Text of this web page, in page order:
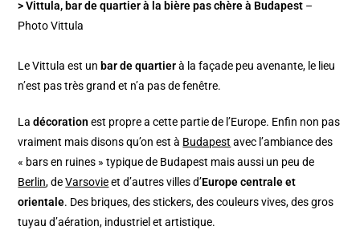
> Vittula, bar de quartier à la bière pas chère à Budapest –
Photo Vittula
Le Vittula est un bar de quartierà la façade peu avenante, le lieu
n’est pas très grand et n’a pas de fenêtre.
Ladécoration est propre a cette partie de l’Europe. Enfin non pas
vraiment mais disons qu’on est à Budapest avec l’ambiance des
« bars en ruines » typique de Budapest mais aussi un peu de
Berlin, deVarsovieet d’autres villes d’Europe centrale et
orientale. Des briques, des stickers, des couleurs vives, des gros
tuyau d’aération, industriel et artistique.